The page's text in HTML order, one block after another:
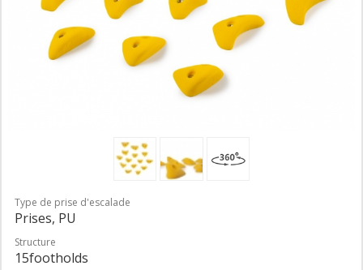
Type de prise d'escalade
Prises, PU
Structure
15footholds